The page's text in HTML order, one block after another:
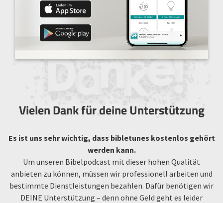
Vielen Dank für deine Unterstützung
Es ist uns sehr wichtig, dass bibletunes kostenlos gehört
werden kann.
Um unseren Bibelpodcast mit dieser hohen Qualität
anbieten zu können, müssen wir professionell arbeiten und
bestimmte Dienstleistungen bezahlen. Dafür benötigen wir
DEINE Unterstützung – denn ohne Geld geht es leider